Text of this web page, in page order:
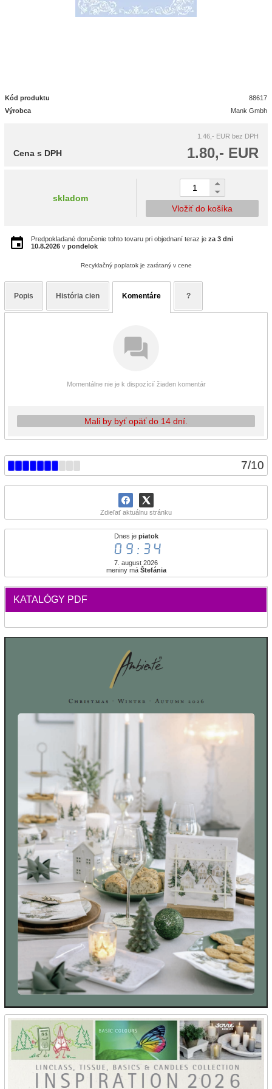
7/10
Zdieľať aktuálnu stránku
Dnes je piatok
09:34
7. august 2026
meniny má Štefánia
KATALÓGY PDF
Kód produktu
88617
Výrobca
Mank Gmbh
1.46,- EUR bez DPH
1.80,- EUR
Cena s DPH
skladom
Vložiť do košíka
Predpokladané doručenie tohto tovaru pri objednaní teraz je za 3 dni
10.8.2026 v pondelok
Recyklačný poplatok je zarátaný v cene
Popis História cien Komentáre ?
Momentálne nie je k dispozícií žiaden komentár
Mali by byť opäť do 14 dní.